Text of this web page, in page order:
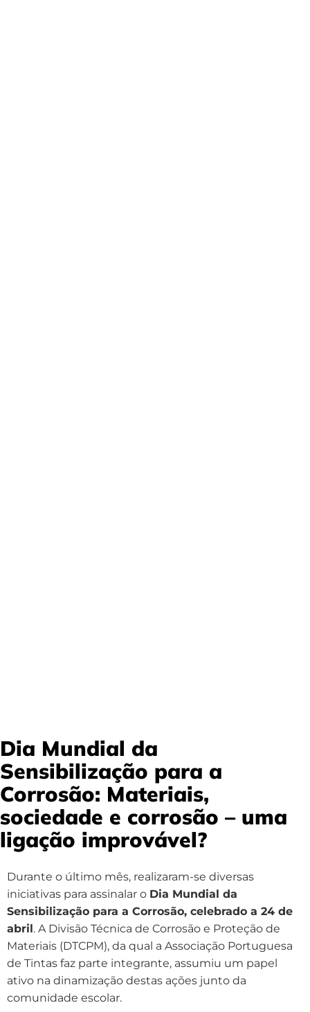
Dia Mundial da
Sensibilização para a
Corrosão: Materiais,
sociedade e corrosão – uma
ligação improvável?
Durante o último mês, realizaram-se diversas
iniciativas para assinalar o Dia Mundial da
Sensibilização para a Corrosão, celebrado a 24 de
abril. A Divisão Técnica de Corrosão e Proteção de
Materiais (DTCPM), da qual a Associação Portuguesa
de Tintas faz parte integrante, assumiu um papel
ativo na dinamização destas ações junto da
comunidade escolar.